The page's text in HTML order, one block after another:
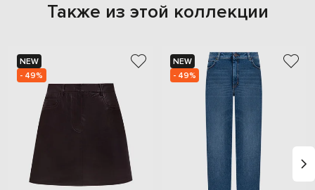
Также из этой коллекции
NEW
- 49%
NEW
- 49%